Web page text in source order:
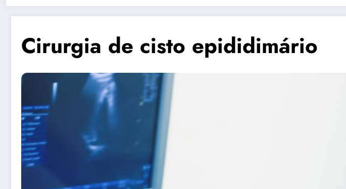
Cirurgia de cisto epididimário